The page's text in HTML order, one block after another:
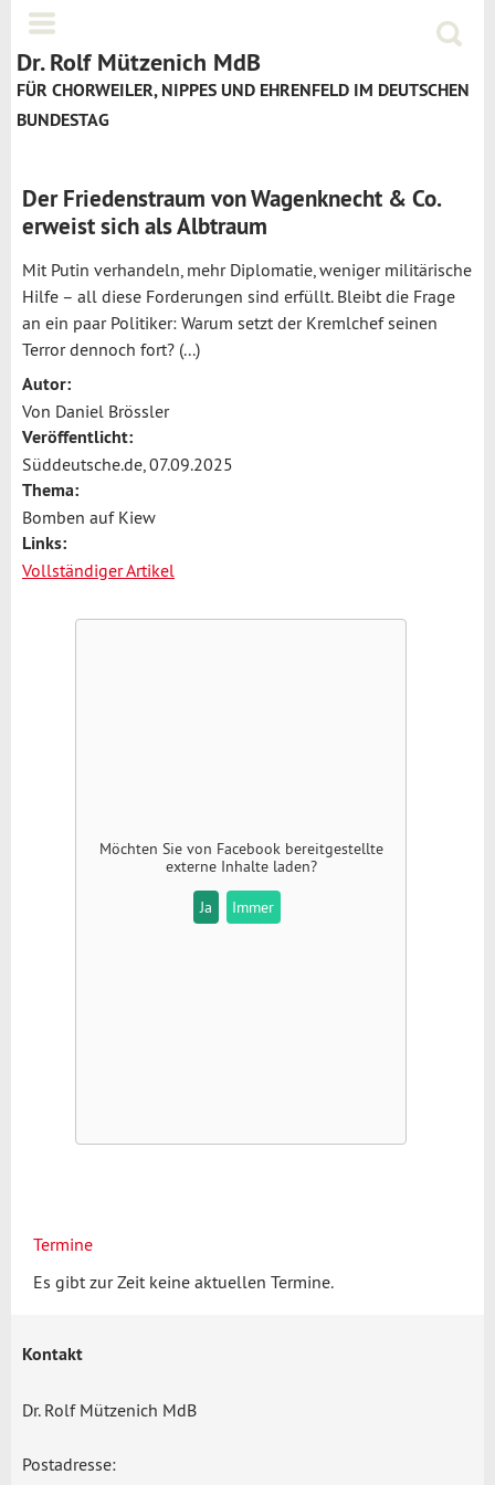
Dr. Rolf Mützenich MdB
FÜR CHORWEILER, NIPPES UND EHRENFELD IM DEUTSCHEN
BUNDESTAG
Der Friedenstraum von Wagenknecht & Co.
erweist sich als Albtraum
Mit Putin verhandeln, mehr Diplomatie, weniger militärische
Hilfe – all diese Forderungen sind erfüllt. Bleibt die Frage
an ein paar Politiker: Warum setzt der Kremlchef seinen
Terror dennoch fort? (...)
Autor:
Von Daniel Brössler
Veröffentlicht:
Süddeutsche.de, 07.09.2025
Thema:
Bomben auf Kiew
Links:
Vollständiger Artikel
Möchten Sie von Facebookbereitgestellte
externe Inhalte laden?
Ja Immer
Termine
Es gibt zur Zeit keine aktuellen Termine.
Kontakt
Dr. Rolf Mützenich MdB
Postadresse: